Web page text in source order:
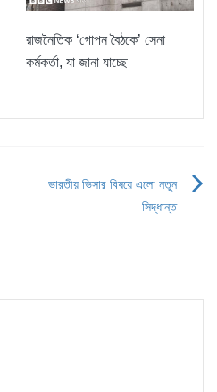
রাজনৈতিক ‘গোপন বৈঠকে’ সেনা
কর্মকর্তা, যা জানা যাচ্ছে
ভারতীয় ভিসার বিষয়ে এলো নতুন
সিদ্ধান্ত